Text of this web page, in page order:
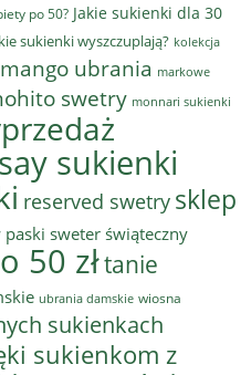
po 50? Jakie sukienki dla 30
sukienki wyszczuplają? kolekcja
mango ubrania markowe
swetry monnari sukienki
sukienki
reserved swetry sklep
sweter świąteczny
50 złtanie
ubrania damskie wiosna
sukienkach
sukienkom z